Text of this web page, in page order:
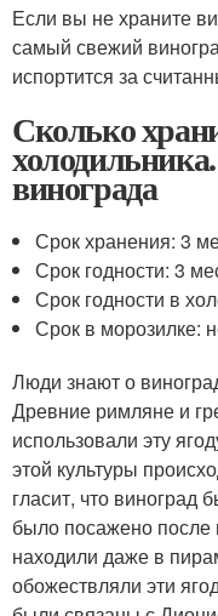
Если вы не храните
самый свежий
испортится за
Сколько
винограда
Срок хранения: 3
Срок годности: 3
Срок годности в
Срок в морозилке:
Люди знают о
Древние римляне и
использовали эту
этой культуры
гласит, что виноград
было посажено после
находили даже в
обожествляли эти